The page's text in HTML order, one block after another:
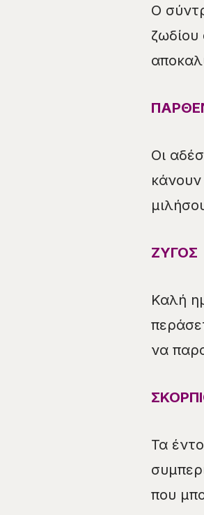
Ο
Οι
ΖΥΓΟΣ
Καλή
να
Τα
που